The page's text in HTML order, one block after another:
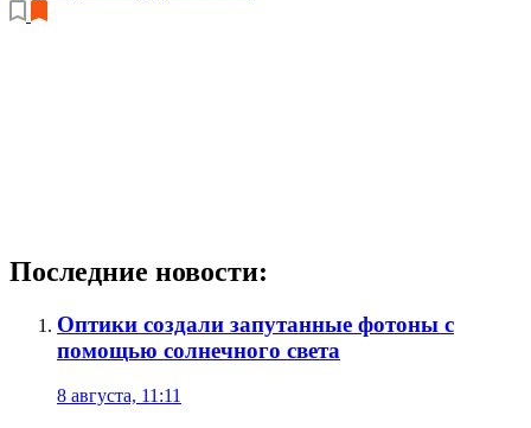
Последние новости:
Оптики создали запутанные фотоны с
помощью солнечного света
8 августа, 11:11